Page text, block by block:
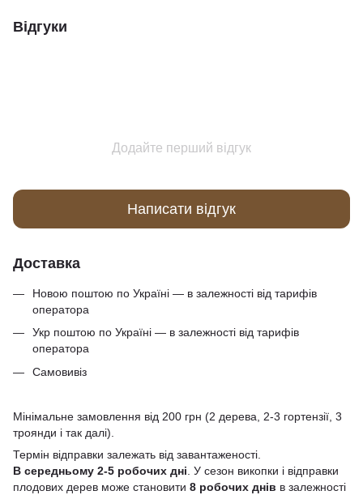
Відгуки
Додайте перший відгук
Написати відгук
Доставка
Новою поштою по Україні — в залежності від тарифів
оператора
Укр поштою по Україні — в залежності від тарифів
оператора
Самовивіз
Мінімальне замовлення від 200 грн (2 дерева, 2-3 гортензії, 3
троянди і так далі).
Термін відправки залежать від завантаженості.
В середньому 2-5 робочих дні . У сезон викопки і відправки
плодових дерев може становити 8 робочих днів в залежності